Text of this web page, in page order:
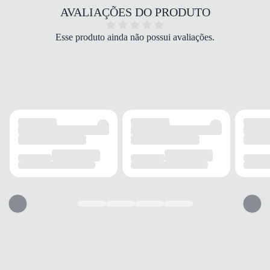
MATERIAL
Borracha
Alta
AMORTECIMENTO
Sim
MATERIAL
Sintético
AVALIAÇÕES DO PRODUTO
Esse produto ainda não possui avaliações.